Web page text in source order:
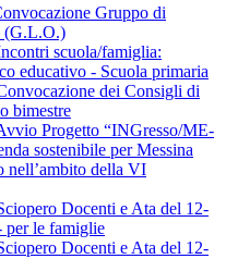
Gruppo di
(G.L.O.)
scuola/famiglia:
educativo - Scuola primaria
dei Consigli di
bimestre
Progetto “INGresso/ME-
sostenibile per Messina
nell’ambito della VI
Docenti e Ata del 12-
per le famiglie
Docenti e Ata del 12-